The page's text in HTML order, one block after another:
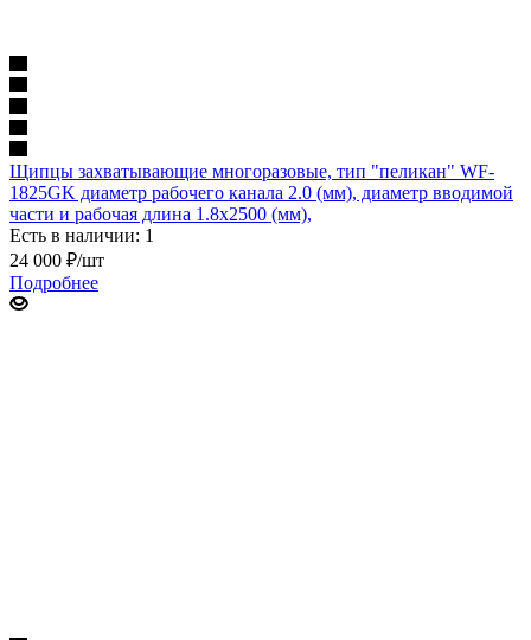
Щипцы захватывающие многоразовые, тип "пеликан" WF-
1825GK диаметр рабочего канала 2.0 (мм), диаметр вводимой
части и рабочая длина 1.8х2500 (мм),
Есть в наличии: 1
24 000 ₽/шт
Подробнее